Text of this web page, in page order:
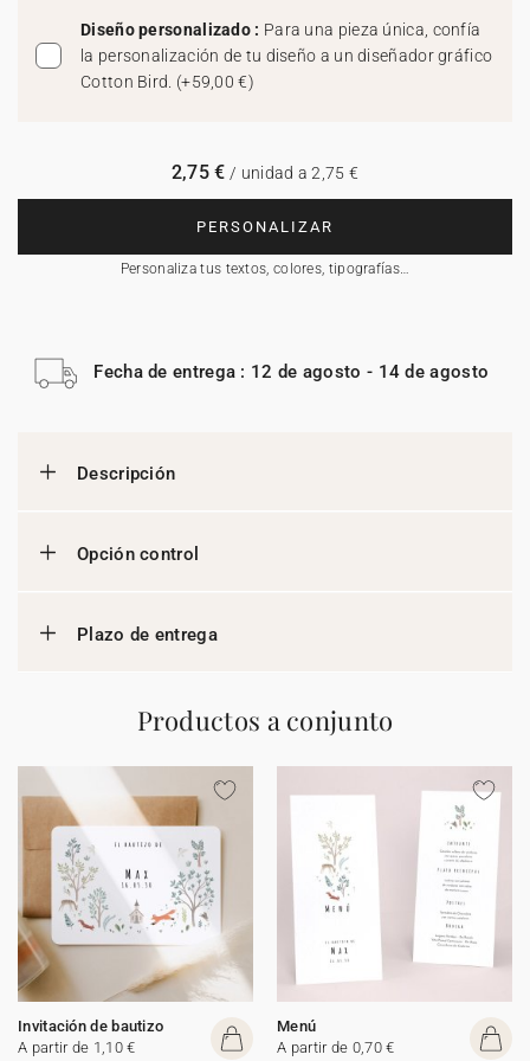
Diseño personalizado : Para una pieza única, confía
la personalización de tu diseño a un diseñador gráfico
Cotton Bird. (+59,00 €)
PERSONALIZAR
Personaliza tus textos, colores, tipografías…
2,75 € / unidad a 2,75 €
Fecha de entrega : 12 de agosto - 14 de agosto
Descripción
Opción control
Plazo de entrega
Productos a conjunto
Invitación de bautizo
A partir de 1,10 €
Menú
A partir de 0,70 €